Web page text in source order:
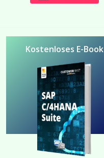
Kostenloses E-Book